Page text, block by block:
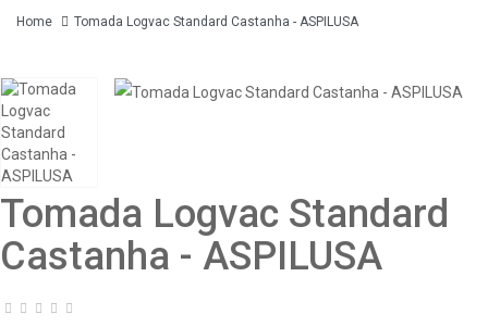
Home Tomada Logvac Standard Castanha - ASPILUSA
Tomada Logvac Standard
Castanha - ASPILUSA